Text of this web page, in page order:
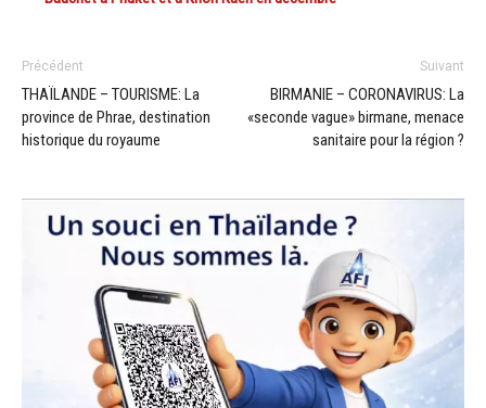
Précédent
THAÏLANDE – TOURISME: La
province de Phrae, destination
historique du royaume
Suivant
BIRMANIE – CORONAVIRUS: La
«seconde vague» birmane, menace
sanitaire pour la région ?